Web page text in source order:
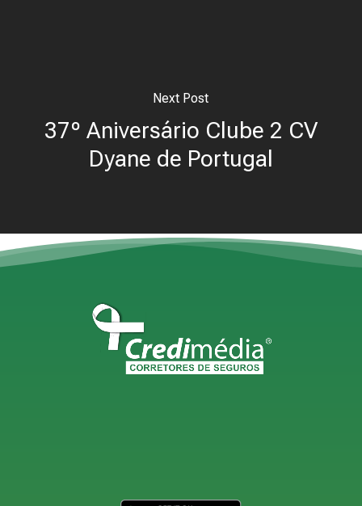
Next Post
37º Aniversário Clube 2 CV
Dyane de Portugal